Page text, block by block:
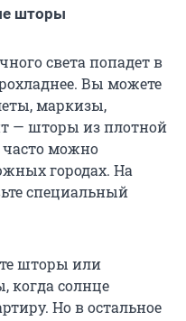
шторы
света попадет в
Вы можете
маркизы,
— шторы из плотной
часто можно
городах. На
специальный
шторы или
когда солнце
Но в остальное